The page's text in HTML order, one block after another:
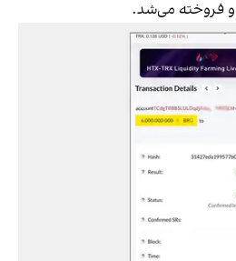
فروخته می‌شد.